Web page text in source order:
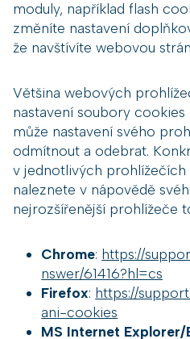
moduly, například flash
změníte nastavení
že navštívíte webovou
Většina webových
nastavení soubory cookies
může nastavení svého
odmítnout a odebrat.
v jednotlivých
naleznete v nápovědě
nejrozšířenější prohlížeče
Chrome: https://
nswer/61416?hl=cs
Firefox: https://
ani-cookies
MS Internet Explorer/